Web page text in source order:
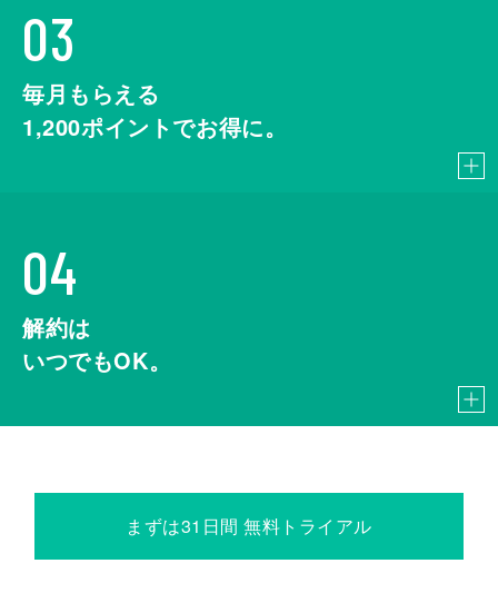
03
毎月もらえる
1,200ポイントでお得に。
04
解約は
いつでもOK。
まずは31日間 無料トライアル